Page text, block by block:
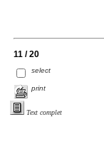
11 / 20
select
print
Text complet